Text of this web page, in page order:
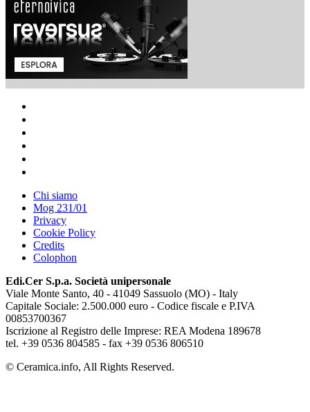
Chi siamo
Mog 231/01
Privacy
Cookie Policy
Credits
Colophon
Edi.Cer S.p.a. Società unipersonale
Viale Monte Santo, 40 - 41049 Sassuolo (MO) - Italy
Capitale Sociale: 2.500.000 euro - Codice fiscale e P.IVA
00853700367
Iscrizione al Registro delle Imprese: REA Modena 189678
tel. +39 0536 804585 - fax +39 0536 806510
© Ceramica.info, All Rights Reserved.